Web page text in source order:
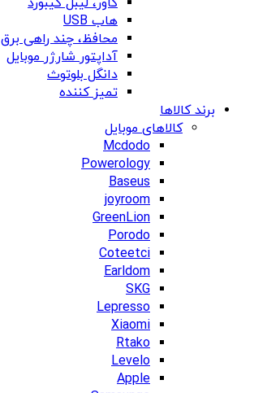
هاب USB
محافظ، چند راهی برق
آداپتور شارژر موبایل
دانگل بلوتوث
تمیز کننده
برند کالاها
کالاهای موبایل
Mcdodo
Powerology
Baseus
joyroom
GreenLion
Porodo
Coteetci
Earldom
SKG
Lepresso
Xiaomi
Rtako
Levelo
Apple